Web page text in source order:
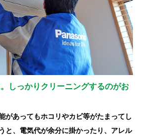
しっかりクリーニングするのがお
があってもホコリやカビ等がたまってし
と、電気代が余分に掛かったり、アレル